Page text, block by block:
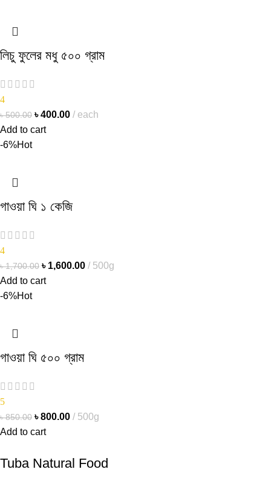
লিচু ফুলের মধু ৫০০ গ্রাম
4
৳500.00 ৳400.00
each
Add to cart
-6%Hot
গাওয়া ঘি ১ কেজি
4
৳1,700.00 ৳ 1,600.00
500g
Add to cart
-6%Hot
গাওয়া ঘি ৫০০ গ্রাম
5
৳850.00 ৳800.00
500g
Add to cart
Tuba Natural Food